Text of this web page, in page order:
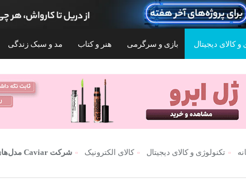
و کالای دیجیتال بازی و سرگرمی هنر و کتاب مد و سبک زندگی
ناوبری خرده نان
تکنولوژی و کالای دیجیتال کالای الکترونیک شرکت Caviar مدل‌های لوکس آیفون ۱۳ پرو را رونمایی کرد